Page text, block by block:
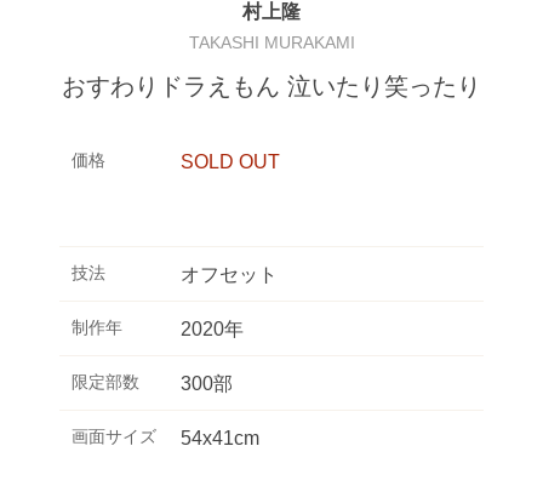
村上隆
TAKASHI MURAKAMI
おすわりドラえもん 泣いたり笑ったり
価格 SOLD OUT
技法 オフセット
制作年 2020年
限定部数 300部
画面サイズ 54x41cm